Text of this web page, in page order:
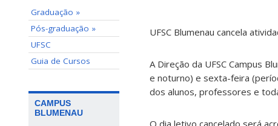
Graduação »
Pós-graduação »
UFSC
Guia de Cursos
CAMPUS
BLUMENAU
UFSC Blumenau cancela
A Direção da UFSC Campus
e noturno) e sexta-feira
dos alunos, professores e